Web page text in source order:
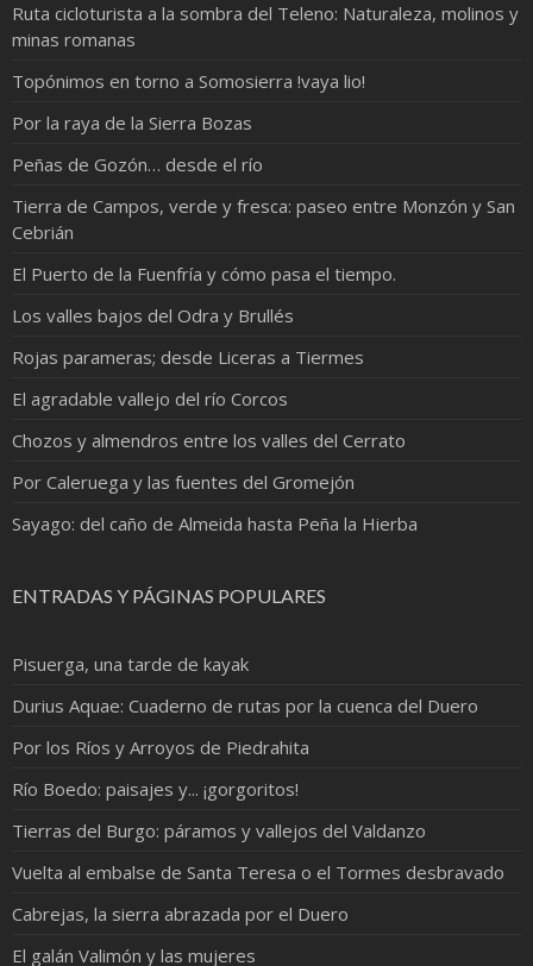
Ruta cicloturista a la sombra del Teleno: Naturaleza, molinos y
minas romanas
Topónimos en torno a Somosierra !vaya lio!
Por la raya de la Sierra Bozas
Peñas de Gozón… desde el río
Tierra de Campos, verde y fresca: paseo entre Monzón y San
Cebrián
El Puerto de la Fuenfría y cómo pasa el tiempo.
Los valles bajos del Odra y Brullés
Rojas parameras; desde Liceras a Tiermes
El agradable vallejo del río Corcos
Chozos y almendros entre los valles del Cerrato
Por Caleruega y las fuentes del Gromejón
Sayago: del caño de Almeida hasta Peña la Hierba
ENTRADAS Y PÁGINAS POPULARES
Pisuerga, una tarde de kayak
Durius Aquae: Cuaderno de rutas por la cuenca del Duero
Por los Ríos y Arroyos de Piedrahita
Río Boedo: paisajes y... ¡gorgoritos!
Tierras del Burgo: páramos y vallejos del Valdanzo
Vuelta al embalse de Santa Teresa o el Tormes desbravado
Cabrejas, la sierra abrazada por el Duero
El galán Valimón y las mujeres